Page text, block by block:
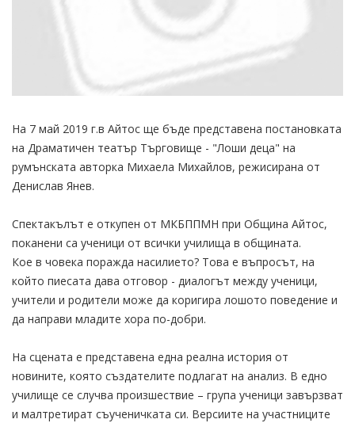
На 7 май 2019 г.в Айтос ще бъде представена постановката
на Драматичен театър Търговище - "Лоши деца" на
румънската авторка Михаела Михайлов, режисирана от
Денислав Янев.
Спектакълът е откупен от МКБППМН при Община Айтос,
поканени са ученици от всички училища в общината.
Кое в човека поражда насилието? Това е въпросът, на
който пиесата дава отговор - диалогът между ученици,
учители и родители може да коригира лошото поведение и
да направи младите хора по-добри.
На сцената е представена една реална история от
новините, която създателите подлагат на анализ. В едно
училище се случва произшествие – група ученици завързват
и малтретират съученичката си. Версиите на участниците